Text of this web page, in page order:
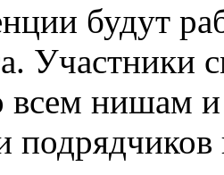
будут
Участники
нишам
подрядчиков